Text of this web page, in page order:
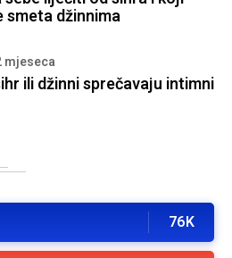
smeta džinnima
mjeseca
ili džinni sprečavaju intimni
76K